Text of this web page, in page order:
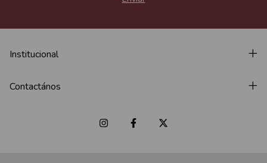
Institucional
Contactános